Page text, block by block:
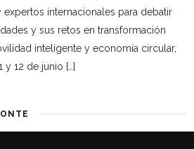
internacionales para debatir
y sus retos en transformación
inteligente y economía circular,
y 12 de junio […]